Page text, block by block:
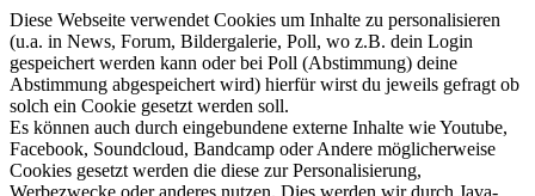
Diese Webseite verwendet Cookies um Inhalte zu personalisieren
(u.a. in News, Forum, Bildergalerie, Poll, wo z.B. dein Login
gespeichert werden kann oder bei Poll (Abstimmung) deine
Abstimmung abgespeichert wird) hierfür wirst du jeweils gefragt ob
solch ein Cookie gesetzt werden soll.
Es können auch durch eingebundene externe Inhalte wie Youtube,
Facebook, Soundcloud, Bandcamp oder Andere möglicherweise
Cookies gesetzt werden die diese zur Personalisierung,
Werbezwecke oder anderes nutzen. Dies werden wir durch Java-